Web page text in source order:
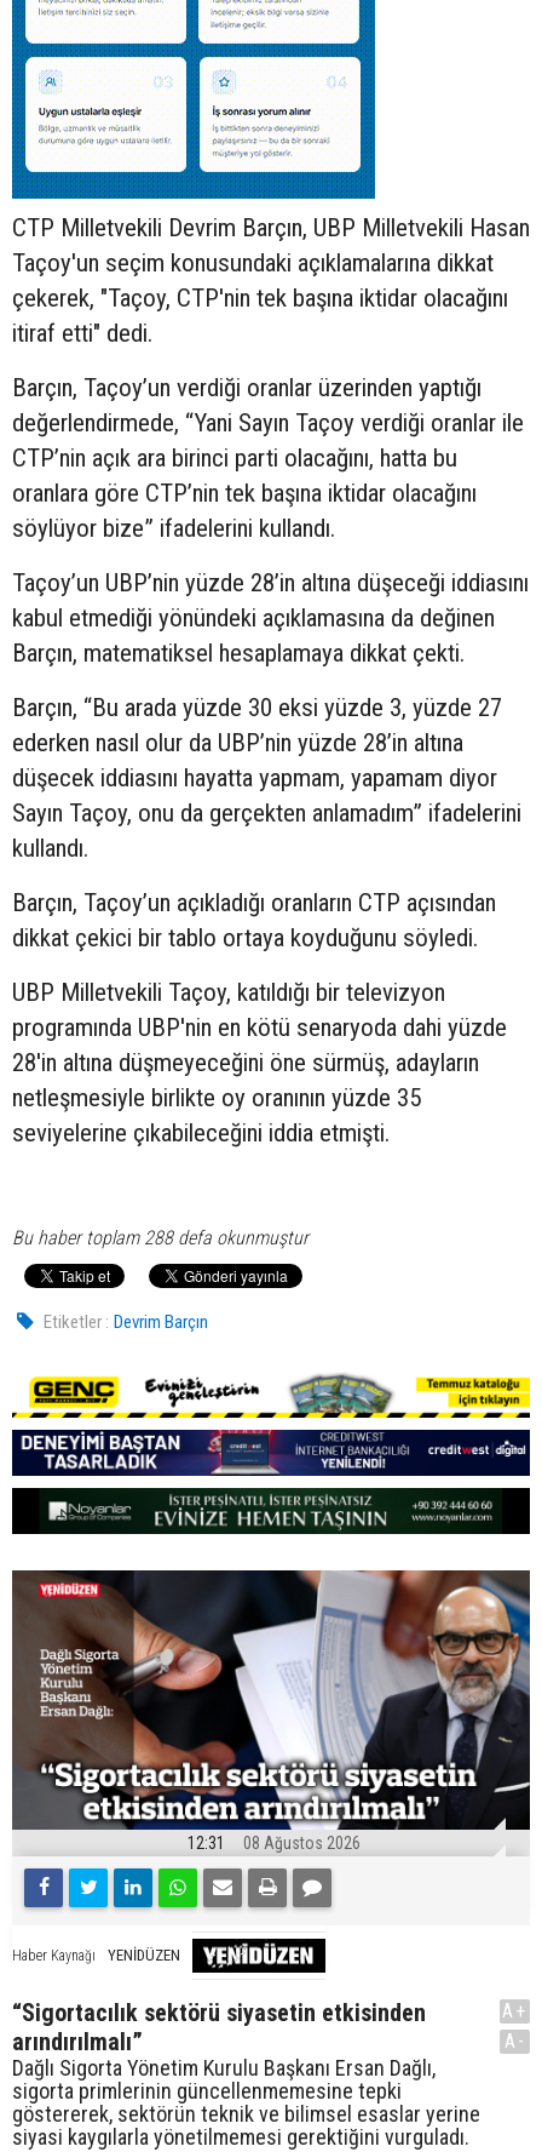
CTP Milletvekili Devrim Barçın, UBP Milletvekili Hasan
Taçoy'un seçim konusundaki açıklamalarına dikkat
çekerek, "Taçoy, CTP'nin tek başına iktidar olacağını
itiraf etti" dedi.
Barçın, Taçoy’un verdiği oranlar üzerinden yaptığı
değerlendirmede, “Yani Sayın Taçoy verdiği oranlar ile
CTP’nin açık ara birinci parti olacağını, hatta bu
oranlara göre CTP’nin tek başına iktidar olacağını
söylüyor bize” ifadelerini kullandı.
Taçoy’un UBP’nin yüzde 28’in altına düşeceği iddiasını
kabul etmediği yönündeki açıklamasına da değinen
Barçın, matematiksel hesaplamaya dikkat çekti.
Barçın, “Bu arada yüzde 30 eksi yüzde 3, yüzde 27
ederken nasıl olur da UBP’nin yüzde 28’in altına
düşecek iddiasını hayatta yapmam, yapamam diyor
Sayın Taçoy, onu da gerçekten anlamadım” ifadelerini
kullandı.
Barçın, Taçoy’un açıkladığı oranların CTP açısından
dikkat çekici bir tablo ortaya koyduğunu söyledi.
UBP Milletvekili Taçoy, katıldığı bir televizyon
programında UBP'nin en kötü senaryoda dahi yüzde
28'in altına düşmeyeceğini öne sürmüş, adayların
netleşmesiyle birlikte oy oranının yüzde 35
seviyelerine çıkabileceğini iddia etmişti.
Bu haber toplam 288 defa okunmuştur
Etiketler : Devrim Barçın
12:31 08 Ağustos 2026
Haber Kaynağı YENİDÜZEN
“Sigortacılık sektörü siyasetin etkisinden
arındırılmalı”
Dağlı Sigorta Yönetim Kurulu Başkanı Ersan Dağlı,
sigorta primlerinin güncellenmemesine tepki
göstererek, sektörün teknik ve bilimsel esaslar yerine
siyasi kaygılarla yönetilmemesi gerektiğini vurguladı.
A+
A-